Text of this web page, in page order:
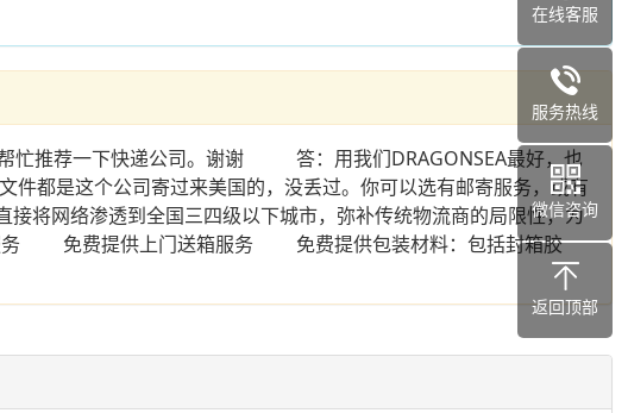
忙推荐一下快递公司。谢谢 答：用我们DRAGONSEA最好，也
都是这个公司寄过来美国的，没丢过。你可以选有邮寄服务，或有
网络渗透到全国三四级以下城市，弥补传统物流商的局限性，为
务 免费提供上门送箱服务 免费提供包装材料：包括封箱胶
在线客服
服务热线
微信咨询
返回顶部